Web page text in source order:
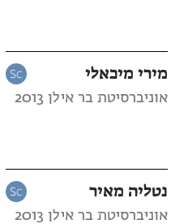
מירי מיכאלי
אוניברסיטת בר אילן 2013
נטליה מאיר
אוניברסיטת בר אילן 2013